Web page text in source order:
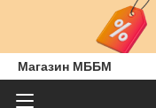
Магазин МББМ